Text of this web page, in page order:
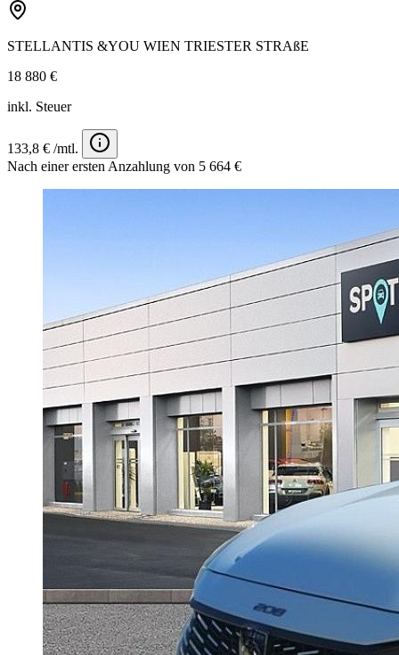
STELLANTIS &YOU WIEN TRIESTER STRAßE
18 880 €
inkl. Steuer
133,8 € /mtl.
Nach einer ersten Anzahlung von 5 664 €